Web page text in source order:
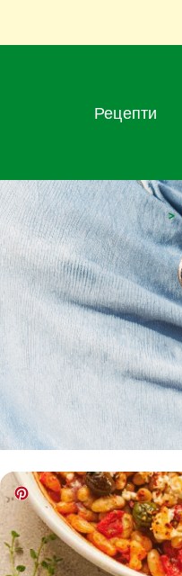
Рецепти
>